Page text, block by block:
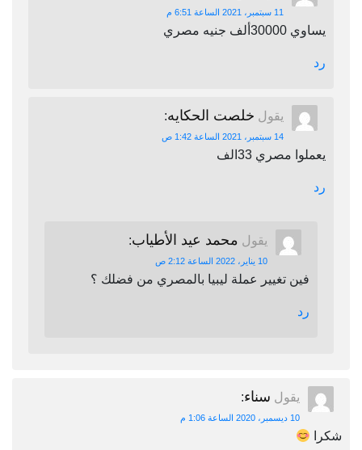
11 سبتمبر، 2021 الساعة 6:51 م
يساوي 30000ألف جنيه مصري
رد
يقول خلصت الحكايه:
14 سبتمبر، 2021 الساعة 1:42 ص
يعملوا مصري 33الف
رد
يقول محمد عيد الأطياب:
10 يناير، 2022 الساعة 2:12 ص
فين تغيير عملة ليبيا بالمصري من فضلك ؟
رد
يقول سناء:
10 ديسمبر، 2020 الساعة 1:06 م
شكرا